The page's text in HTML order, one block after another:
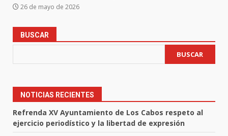
26 de mayo de 2026
BUSCAR
BUSCAR
NOTICIAS RECIENTES
Refrenda XV Ayuntamiento de Los Cabos respeto al
ejercicio periodístico y la libertad de expresión